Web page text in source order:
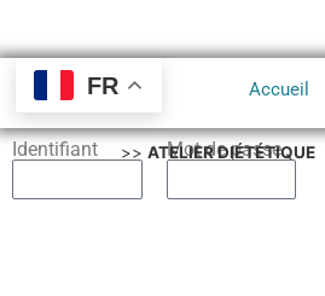
FR Accueil
>> ATELIER DIÉTÉTIQUE
Identifiant Mot de passe